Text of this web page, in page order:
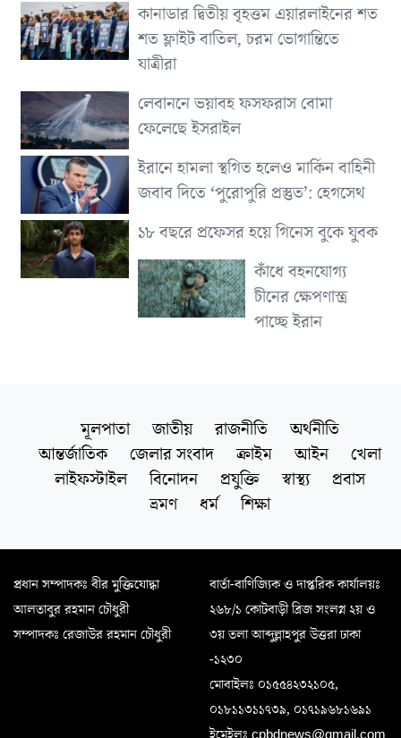
কানাডার দ্বিতীয় বৃহত্তম এয়ারলাইনের শত
শত ফ্লাইট বাতিল, চরম ভোগান্তিতে
যাত্রীরা
লেবাননে ভয়াবহ ফসফরাস বোমা
ফেলেছে ইসরাইল
ইরানে হামলা স্থগিত হলেও মার্কিন বাহিনী
জবাব দিতে ‘পুরোপুরি প্রস্তুত’: হেগসেথ
১৮ বছরে প্রফেসর হয়ে গিনেস বুকে যুবক
কাঁধে বহনযোগ্য
চীনের ক্ষেপণাস্ত্র
পাচ্ছে ইরান
মূলপাতা জাতীয় রাজনীতি
অর্থনীতি
আন্তর্জাতিক
জেলার সংবাদ ক্রাইম আইন
খেলা
লাইফস্টাইল
বিনোদন প্রযুক্তি স্বাস্থ্য
প্রবাস
ভ্রমণ
ধর্ম শিক্ষা
প্রধান সম্পাদকঃ বীর মুক্তিযোদ্ধা
আলতাবুর রহমান চৌধুরী
সম্পাদকঃ রেজাউর রহমান চৌধুরী
বার্তা-বাণিজ্যিক ও দাপ্তরিক কার্যালয়ঃ
২৬৮/১ কোটবাড়ী ব্রিজ সংলগ্ন ২য় ও
৩য় তলা আব্দুল্লাহপুর উত্তরা ঢাকা
-১২৩০
মোবাইলঃ ০১৫৫৪২৩২১০৫,
০১৮১১৩১১৭৩৯, ০১৭১৯৬৮১৬৯১